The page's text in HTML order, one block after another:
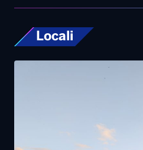
Locali